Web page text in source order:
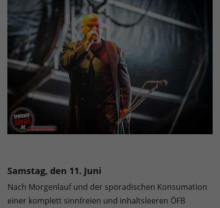
Samstag, den 11. Juni
Nach Morgenlauf und der sporadischen Konsumation
einer komplett sinnfreien und inhaltsleeren ÖFB